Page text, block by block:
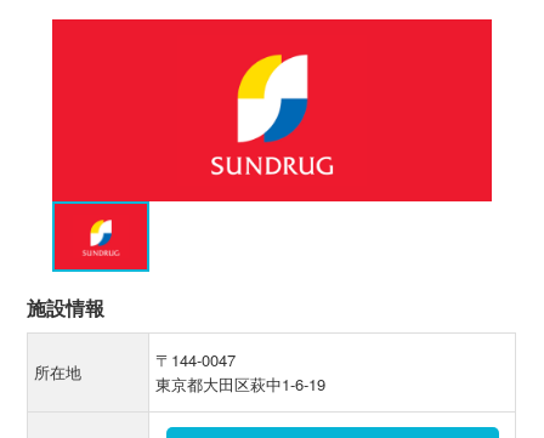
施設情報
所在地
〒144-0047
東京都大田区萩中1-6-19